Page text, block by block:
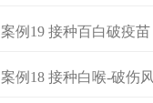
]案例19 接种百白破疫
]案例18 接种白喉-破伤